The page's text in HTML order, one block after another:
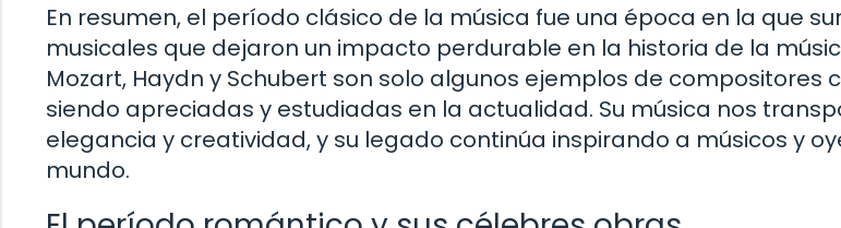
En resumen, el período clásico de la música fue una época en la que
musicales que dejaron un impacto perdurable en la historia de la
Mozart, Haydn y Schubert son solo algunos ejemplos de compositores
siendo apreciadas y estudiadas en la actualidad. Su música nos
elegancia y creatividad, y su legado continúa inspirando a músicos y
mundo.